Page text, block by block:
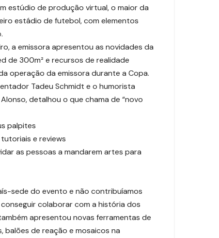
estúdio de produção virtual, o maior da
estádio de futebol, com elementos
a emissora apresentou as novidades da
de 300m² e recursos de realidade
operação da emissora durante a Copa.
Tadeu Schmidt e o humorista
detalhou o que chama de “novo
palpites
e reviews
as pessoas a mandarem artes para
sede do evento e não contribuíamos
colaborar com a história dos
apresentou novas ferramentas de
de reação e mosaicos na